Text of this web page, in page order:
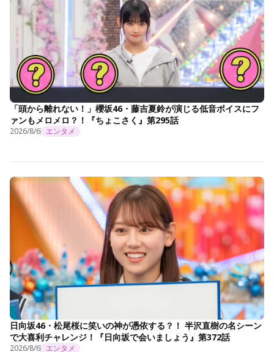
「頭から離れない！」櫻坂46・藤吉夏鈴が演じる低音ボイスにフ
ァンもメロメロ？！『ちょこさく』第295話
2026/8/6 エンタメ
日向坂46・松尾桜に笑いの神が憑依する？！ 半沢直樹の名シーン
で大喜利チャレンジ！『日向坂で会いましょう』第372話
2026/8/6 エンタメ